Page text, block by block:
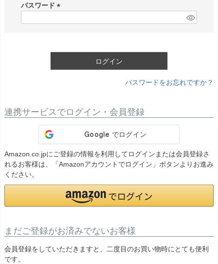
)
パスワード
ログイン
パスワードをお忘れですか？
連携サービスでログイン・会員登録
Amazon.co.jpにご登録の情報を利用してログインまたは会員登録さ
れるお客様は、「Amazonアカウントでログイン」ボタンよりお進み
ください。
まだご登録がお済みでないお客様
会員登録をしていただきますと、二度目のお買い物時にとても便利
です。